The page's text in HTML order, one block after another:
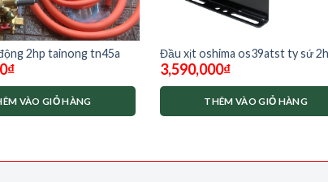
2hp tainong tn45a
₫
VÀO GIỎ HÀNG
Đầu xịt oshima os39atst ty sứ
3,590,000₫
THÊM VÀO GIỎ HÀNG